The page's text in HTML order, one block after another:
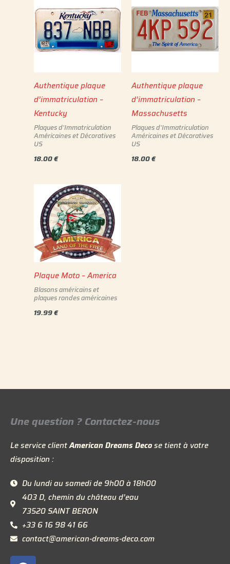
Authentique plaque
d’immatriculation –
Kentucky
Plaques d'Immatriculation
Américaines et Décoratives
US
18.00€
Authentique plaque
d’immatriculation –
Massachusetts
Plaques d'Immatriculation
Américaines et Décoratives
US
18.00€
Plaque Moto – America
Blasons américains et
plaques rondes américaines
19.99€
Une question ? Contactez-nous
Le service clientAmerican Dreams Decose tient à votre
disposition :
Du lundi au samedi de 9h00 à 18h00
403 D, chemin du château d’eau
73520 SAINT BERON
+33 6 16 98 41 66
contact@american-dreams-deco.com